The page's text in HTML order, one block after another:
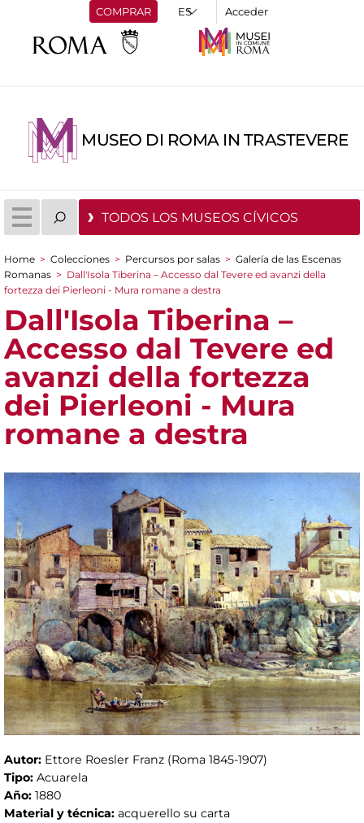
COMPRAR Acceder
MUSEO DI ROMA IN TRASTEVERE
TODOS LOS MUSEOS CÍVICOS
You are here
Home > Colecciones > Percursos por salas > Galería de las Escenas
Romanas > Dall'Isola Tiberina – Accesso dal Tevere ed avanzi della
fortezza dei Pierleoni - Mura romane a destra
Dall'Isola Tiberina –
Accesso dal Tevere ed
avanzi della fortezza
dei Pierleoni - Mura
romane a destra
Autor: Ettore Roesler Franz (Roma 1845-1907)
Tipo: Acuarela
Año: 1880
Material y técnica: acquerello su carta